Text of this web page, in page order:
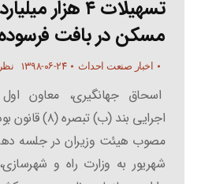
تسهیلات ۴
مسکن در بافت
اخبار صنعت احداث ۱۳۹۸-۰۶-۲۴
اسحاق جهانگیری، معاون اول
شهریور به وزارت راه و